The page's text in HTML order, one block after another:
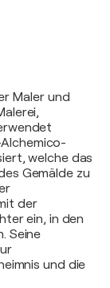
Maler und
welche das
Gemälde zu
der
ein, in den
Seine
und die